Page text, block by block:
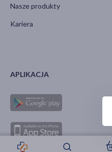
Nasze produkty
Kariera
APLIKACJA